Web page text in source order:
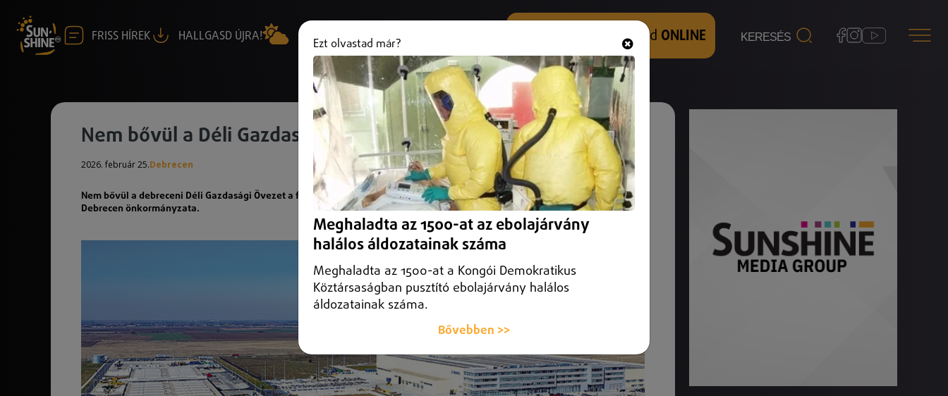
FRISS HÍREK HALLGASD ÚJRA! +36 (20) 316 3000 Hallgasd és nézd ONLINE
Nem bővül a Déli Gazdasági Övezet
2026. február 25.Debrecen
Nem bővül a debreceni Déli Gazdasági Övezet a február 20-án hatályba lépett kormányrendelet-módosítás nyomán – közölte
Debrecen önkormányzata.
Ezt olvastad már?
Meghaladta az 1500-at az ebolajárvány
halálos áldozatainak száma
Meghaladta az 1500-at a Kongói Demokratikus
Köztársaságban pusztító ebolajárvány halálos
áldozatainak száma.
Bővebben >>